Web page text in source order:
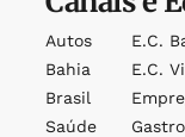
Autos
Bahia
Brasil
Saúde
E.c.
E.c.